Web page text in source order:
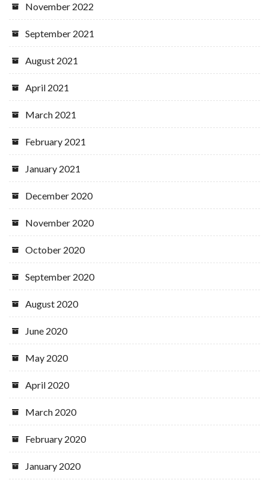
November 2022
September 2021
August 2021
April 2021
March 2021
February 2021
January 2021
December 2020
November 2020
October 2020
September 2020
August 2020
June 2020
May 2020
April 2020
March 2020
February 2020
January 2020